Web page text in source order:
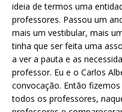
ideia de termos uma
professores. Passou um
mais um vestibular, mais
tinha que ser feita uma
a ver a pauta e as
professor. Eu e o Carlos
convocação. Então
todos os professores,